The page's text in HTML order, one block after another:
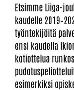
Etsimme Liiga-
kaudelle
työntekijöitä
ensi kaudella
kotiottelua
esimerkiksi